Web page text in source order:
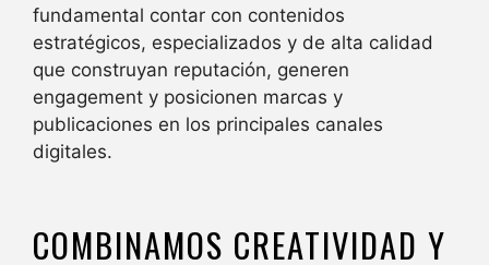
fundamental contar con contenidos
estratégicos, especializados y de alta calidad
que construyan reputación, generen
engagement y posicionen marcas y
publicaciones en los principales canales
digitales.
COMBINAMOS CREATIVIDAD Y